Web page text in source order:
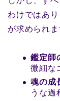
わけではあ
が求められま
鑑定師
微細な
魂の成
うな過